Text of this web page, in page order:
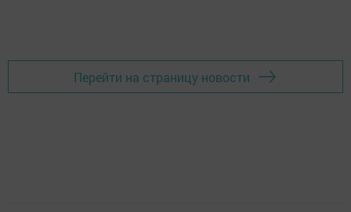
Перейти на страницу новости